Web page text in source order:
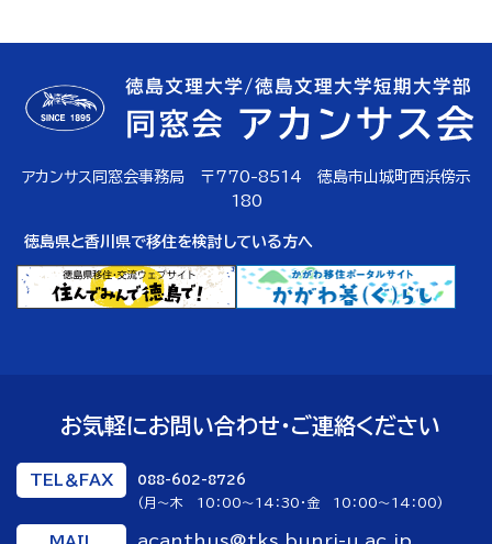
アカンサス同窓会事務局 〒770-8514 徳島市山城町西浜傍示
180
徳島県と香川県で移住を検討している方へ
お気軽にお問い合わせ・ご連絡ください
TEL＆FAX 088-602-8726
(月～木 10：00～14：30・金 10：00～14：00)